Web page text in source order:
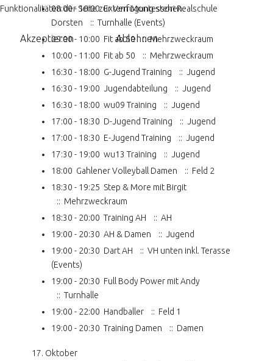
08:00 - 10:00Extern Montessori Realschule
Dorsten
:: Turnhalle (Events)
09:00 - 10:00 Fit ab 50 :: Mehrzweckraum
10:00 - 11:00 Fit ab 50
:: Mehrzweckraum
16:30 - 18:00 G-Jugend Training
:: Jugend
16:30 - 19:00 Jugendabteilung
:: Jugend
16:30 - 18:00 wu09 Training
:: Jugend
17:00 - 18:30 D-Jugend Training
:: Jugend
17:00 - 18:30 E-Jugend Training
:: Jugend
17:30 - 19:00 wu13 Training
:: Jugend
18:00 Gahlener Volleyball Damen
:: Feld 2
18:30 - 19:25 Step & More mit Birgit
:: Mehrzweckraum
18:30 - 20:00 Training AH
:: AH
19:00 - 20:30 AH & Damen
:: Jugend
19:00 - 20:30 Dart AH
:: VH unten inkl. Terasse
(Events)
19:00 - 20:30 Full Body Power mit Andy
:: Turnhalle
19:00 - 22:00 Handballer
:: Feld 1
19:00 - 20:30 Training Damen :: Damen
17. Oktober
Funktionalitäten der Seite zur Verfügung stehen.
Akzeptieren Ablehnen